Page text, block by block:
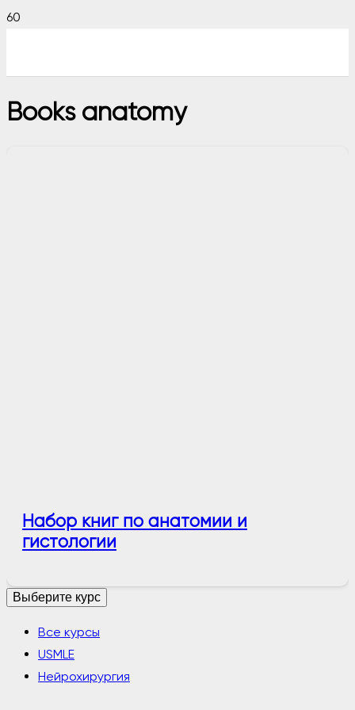
Books anatomy
Набор книг по анатомии и
гистологии
Выберите курс
Все курсы
USMLE
Нейрохирургия